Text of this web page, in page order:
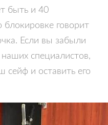
быть и 40
говорит
Если вы забыли
специалистов,
и оставить его